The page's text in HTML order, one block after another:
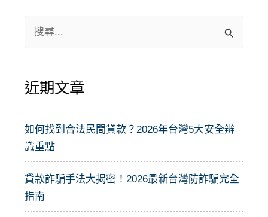
鍵
:
近期文章
如何找到合法民間貸款？2026年台灣5大安全辨
識重點
貸款詐騙手法大揭密！2026最新台灣防詐騙完全
指南